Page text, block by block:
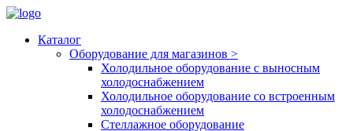
Каталог
Оборудование для магазинов >
Холодильное оборудование с выносным
холодоснабжением
Холодильное оборудование со встроенным
холодоснабжением
Стеллажное оборудование